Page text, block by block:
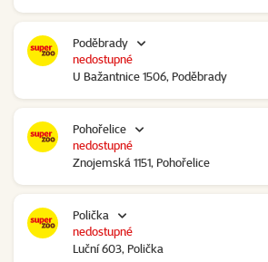
Poděbrady
U Bažantnice 1506, Poděbrady
nedostupné
Pohořelice
Znojemská 1151, Pohořelice
nedostupné
Polička
Luční 603, Polička
nedostupné